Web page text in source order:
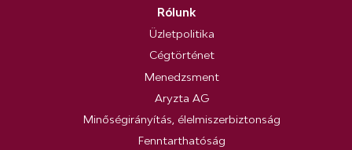
Rólunk
Üzletpolitika
Cégtörténet
Menedzsment
Aryzta AG
Minőségirányítás, élelmiszerbiztonság
Fenntarthatóság